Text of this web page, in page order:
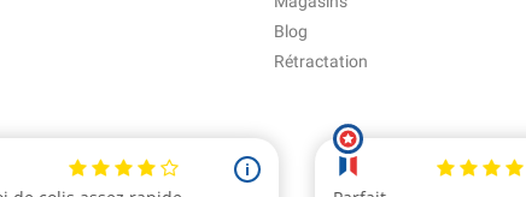
Blog
Rétractation